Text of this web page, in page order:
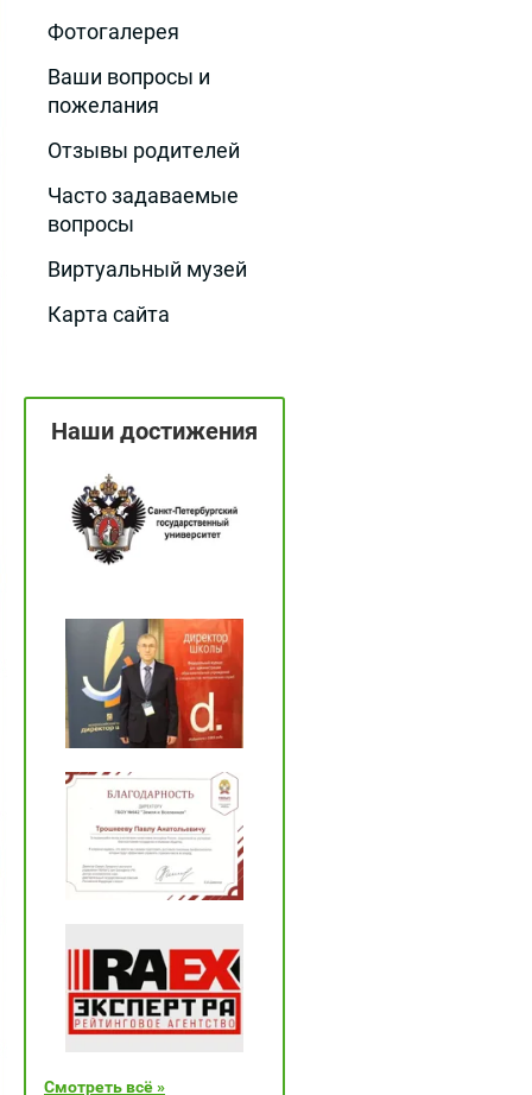
Фотогалерея
Ваши вопросы и
пожелания
Отзывы родителей
Часто задаваемые
вопросы
Виртуальный музей
Карта сайта
Наши достижения
Смотреть всё »